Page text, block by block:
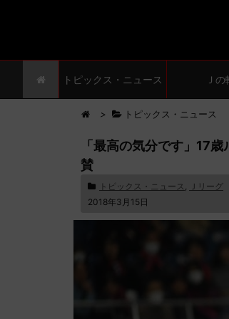
トピックス・ニュース Ｊの
> トピックス・ニュース
「最高の気分です」17
賛
トピックス・ニュース , Ｊリーグ
2018年3月15日